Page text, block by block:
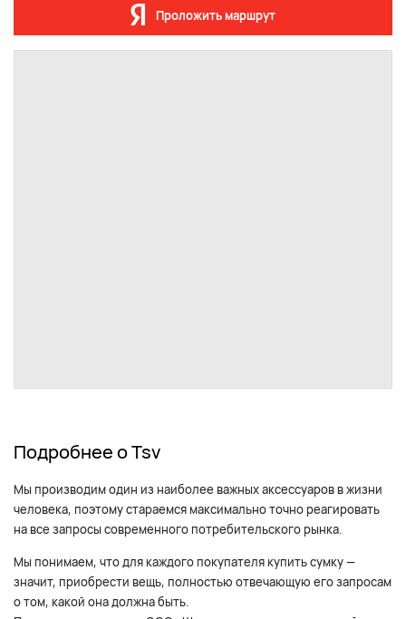
Проложить маршрут
Подробнее о Tsv
Мы производим один из наиболее важных аксессуаров в жизни
человека, поэтому стараемся максимально точно реагировать
на все запросы современного потребительского рынка.
Мы понимаем, что для каждого покупателя купить сумку —
значит, приобрести вещь, полностью отвечающую его запросам
о том, какой она должна быть.